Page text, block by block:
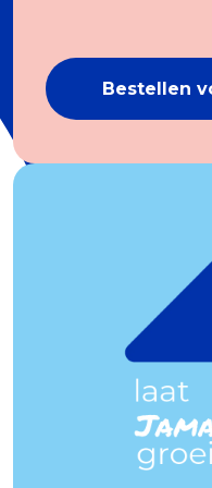
Bestellen